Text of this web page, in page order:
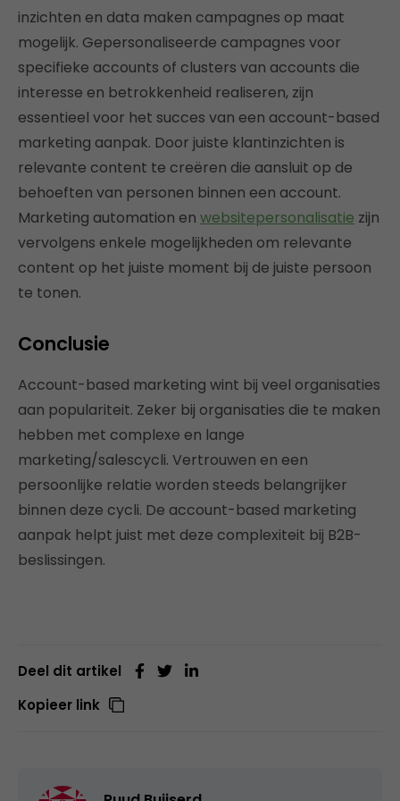
inzichten en data maken campagnes op maat
mogelijk. Gepersonaliseerde campagnes voor
specifieke accounts of clusters van accounts die
interesse en betrokkenheid realiseren, zijn
essentieel voor het succes van een account-based
marketing aanpak. Door juiste klantinzichten is
relevante content te creëren die aansluit op de
behoeften van personen binnen een account.
Marketing automation en websitepersonalisatie zijn
vervolgens enkele mogelijkheden om relevante
content op het juiste moment bij de juiste persoon
te tonen.
Conclusie
Account-based marketing wint bij veel organisaties
aan populariteit. Zeker bij organisaties die te maken
hebben met complexe en lange
marketing/salescycli. Vertrouwen en een
persoonlijke relatie worden steeds belangrijker
binnen deze cycli. De account-based marketing
aanpak helpt juist met deze complexiteit bij B2B-
beslissingen.
Deel dit artikel
Kopieer link